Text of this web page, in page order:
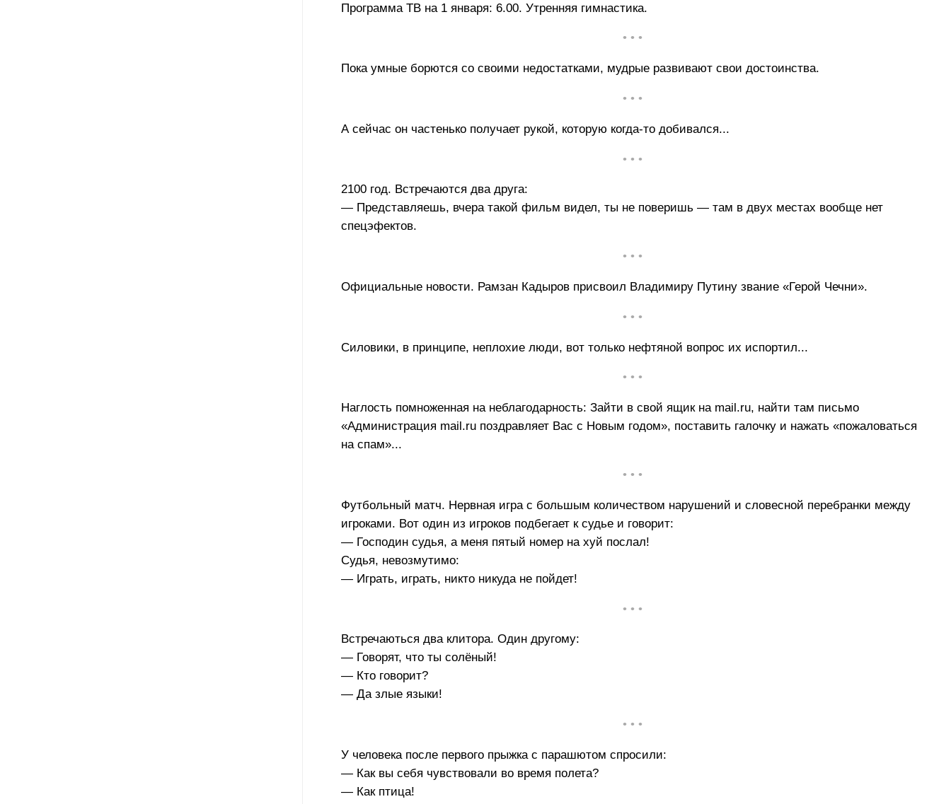
Программа ТВ на 1 января: 6.00. Утренняя гимнастика.
• • •
Пока умные борются со своими недостатками, мудрые развивают свои достоинства.
• • •
А сейчас он частенько получает рукой, которую когда-то добивался...
• • •
2100 год. Встречаются два друга:
— Представляешь, вчера такой фильм видел, ты не поверишь — там в двух местах вообще нет
спецэфектов.
• • •
Официальные новости. Рамзан Кадыров присвоил Владимиру Путину звание «Герой Чечни».
• • •
Силовики, в принципе, неплохие люди, вот только нефтяной вопрос их испортил...
• • •
Наглость помноженная на неблагодарность: Зайти в свой ящик на mail.ru, найти там письмо
«Администрация mail.ru поздравляет Вас с Новым годом», поставить галочку и нажать «пожаловаться
на спам»...
• • •
Футбольный матч. Нервная игра с большым количеством нарушений и словесной перебранки между
игроками. Вот один из игроков подбегает к судье и говорит:
— Господин судья, а меня пятый номер на хуй послал!
Судья, невозмутимо:
— Играть, играть, никто никуда не пойдет!
• • •
Встречаються два клитора. Один другому:
— Говорят, что ты солёный!
— Кто говорит?
— Да злые языки!
• • •
У человека после первого прыжка с парашютом спросили:
— Как вы себя чувствовали во время полета?
— Как птица!